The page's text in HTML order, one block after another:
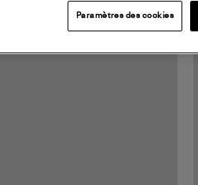
Paramètres des cookies